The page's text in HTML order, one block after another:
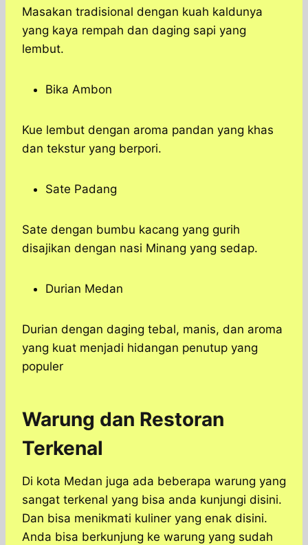
Masakan tradisional dengan kuah kaldunya
yang kaya rempah dan daging sapi yang
lembut.
Bika Ambon
Kue lembut dengan aroma pandan yang khas
dan tekstur yang berpori.
Sate Padang
Sate dengan bumbu kacang yang gurih
disajikan dengan nasi Minang yang sedap.
Durian Medan
Durian dengan daging tebal, manis, dan aroma
yang kuat menjadi hidangan penutup yang
populer
Warung dan Restoran
Terkenal
Di kota Medan juga ada beberapa warung yang
sangat terkenal yang bisa anda kunjungi disini.
Dan bisa menikmati kuliner yang enak disini.
Anda bisa berkunjung ke warung yang sudah